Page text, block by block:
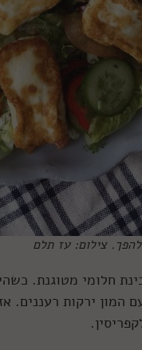
צילום: עז תלם
חלומי מטוגנת.
ירקות רעננים.